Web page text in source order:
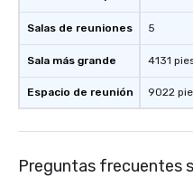
Salas de reuniones
Sala más grande
Espacio de reunión
5
4131
9022
Preguntas frecuentes